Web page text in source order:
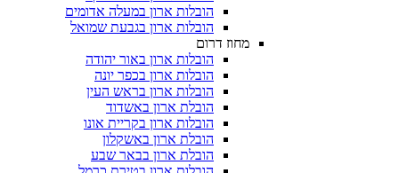
הובלות ארון במעלה אדומים
הובלות ארון בגבעת שמואל
מחוז דרום
הובלות ארון באור יהודה
הובלות ארון בכפר יונה
הובלות ארון בראש העין
הובלת ארון באשדוד
הובלות ארון בקריית אונו
הובלת ארון באשקלון
הובלת ארון בבאר שבע